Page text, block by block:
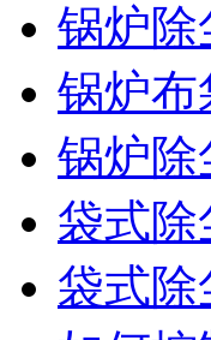
锅炉除
锅炉布
锅炉除
袋式
袋式